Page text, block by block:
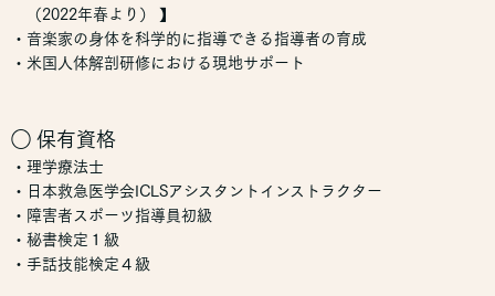
（2022年春より） 】
・音楽家の身体を科学的に指導できる指導者の育成
・米国人体解剖研修における現地サポート
◯ 保有資格
・理学療法士
・日本救急医学会ICLSアシスタントインストラクター
・障害者スポーツ指導員初級
・秘書検定１級
・手話技能検定４級